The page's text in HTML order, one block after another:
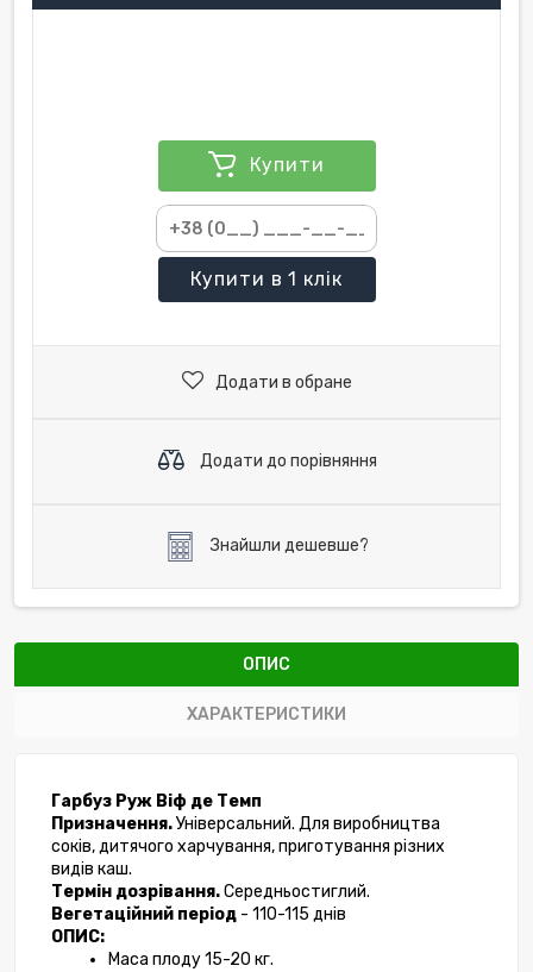
Купити
Купити в 1 клік
Додати в обране
Додати до порівняння
Знайшли дешевше?
ОПИС
ХАРАКТЕРИСТИКИ
Гарбуз Руж Віф де Темп
Призначення. Універсальний. Для виробництва
соків, дитячого харчування, приготування різних
видів каш.
Термін дозрівання. Середньостиглий.
Вегетаційний період - 110-115 днів
ОПИС:
Маса плоду 15-20 кг.